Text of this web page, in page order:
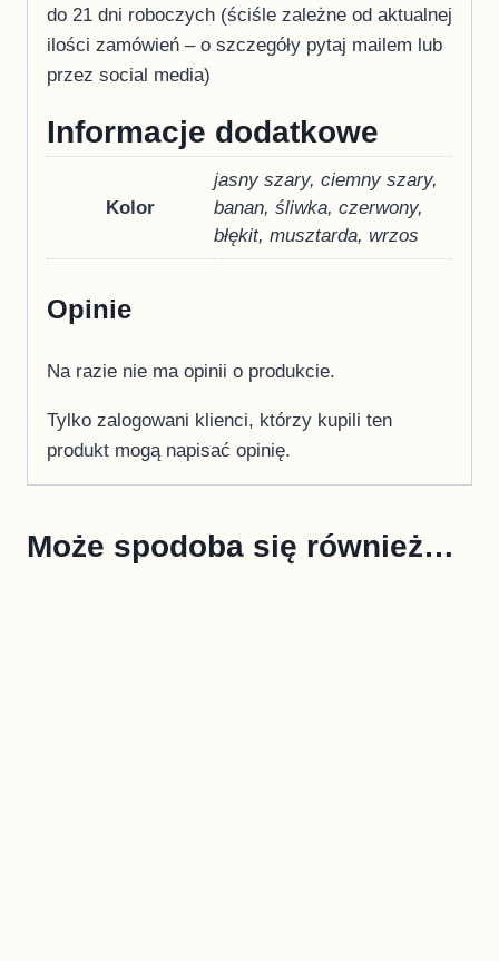
do 21 dni roboczych (ściśle zależne od aktualnej
ilości zamówień – o szczegóły pytaj mailem lub
przez social media)
Informacje dodatkowe
Kolor
jasny szary, ciemny szary,
banan, śliwka, czerwony,
błękit, musztarda, wrzos
Opinie
Na razie nie ma opinii o produkcie.
Tylko zalogowani klienci, którzy kupili ten
produkt mogą napisać opinię.
Może spodoba się również…